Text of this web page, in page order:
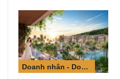
Doanh nhân - Doanh nghiệp